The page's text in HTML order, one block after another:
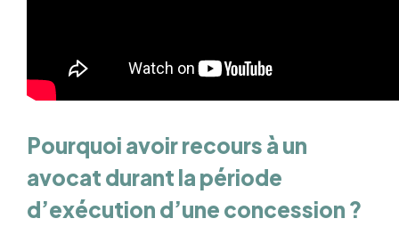
Pourquoi avoir recours à un
avocat durant la période
d’exécution d’une concession ?